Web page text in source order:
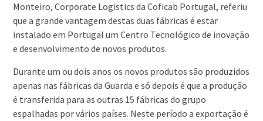
Monteiro, Corporate Logistics da Coficab Portugal, referiu
que a grande vantagem destas duas fábricas é estar
instalado em Portugal um Centro Tecnológico de inovação
e desenvolvimento de novos produtos.
Durante um ou dois anos os novos produtos são produzidos
apenas nas fábricas da Guarda e só depois é que a produção
é transferida para as outras 15 fábricas do grupo
espalhadas por vários países. Neste período a exportação é